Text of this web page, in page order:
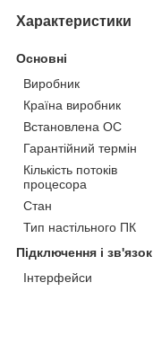
Характеристики
Основні
Виробник
Країна виробник
Встановлена ОС
Гарантійний термін
Кількість потоків
процесора
Стан
Тип настільного ПК
Підключення і зв'язок
Інтерфейси